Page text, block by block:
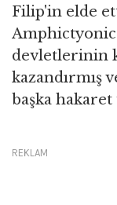
Filip'in elde
Amphictyonic
devletlerinin
kazandırmış
başka hakaret
REKLAM